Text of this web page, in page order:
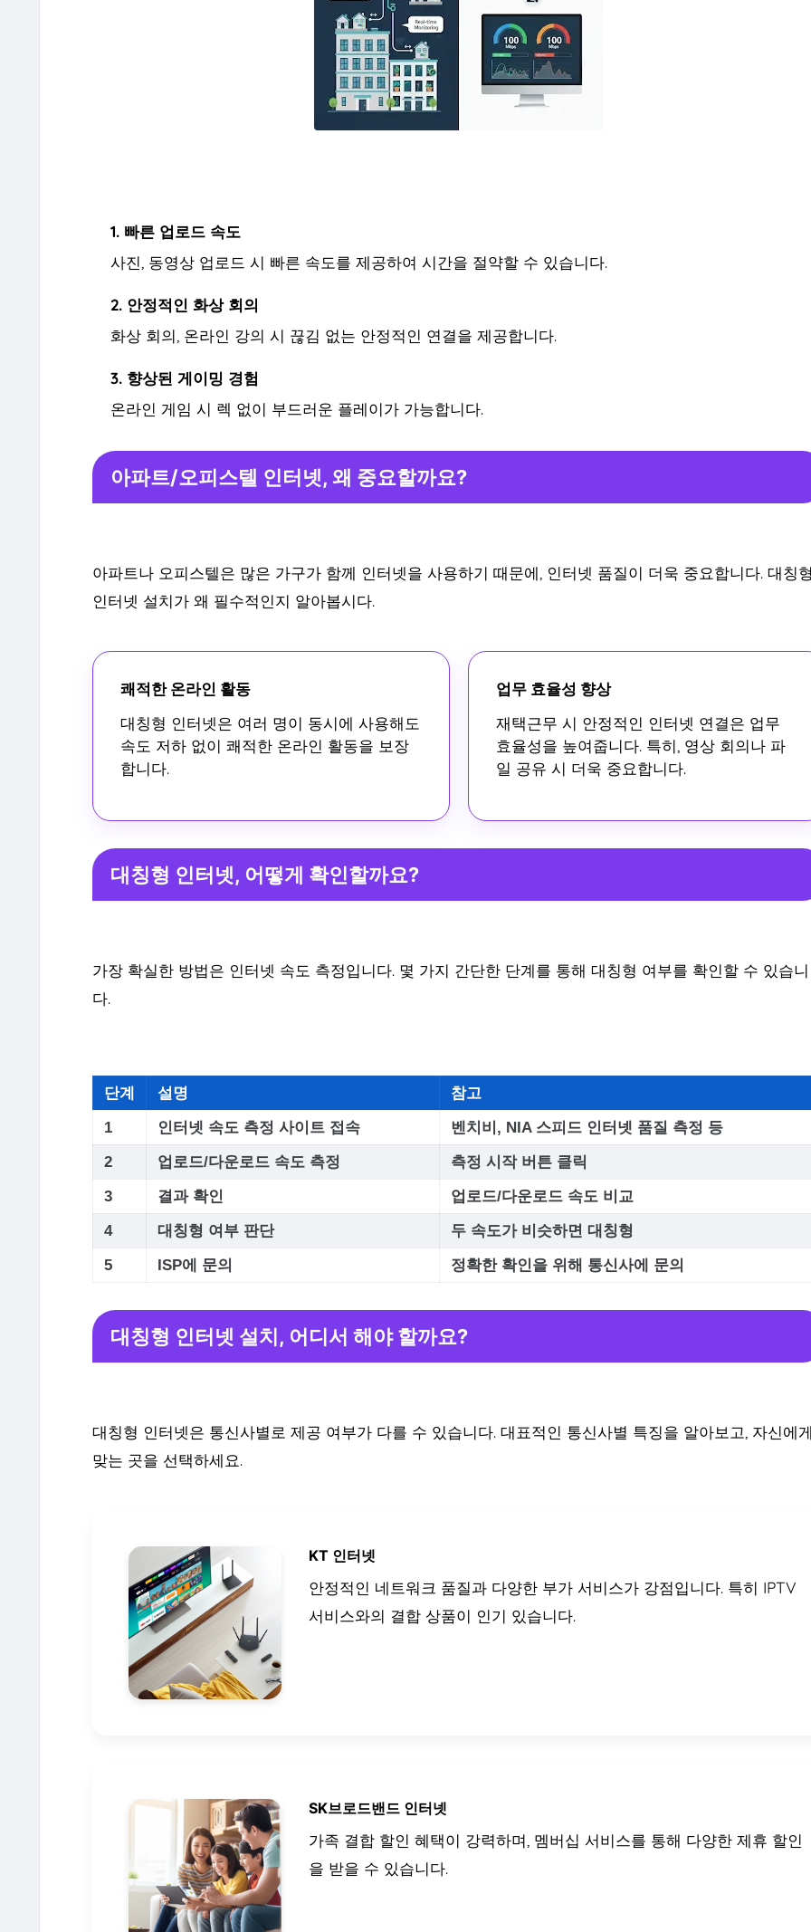
1. 빠른 업로드 속도
사진, 동영상 업로드 시 빠른 속도를 제공하여 시간을 절약할 수 있습니다.
2. 안정적인 화상 회의
화상 회의, 온라인 강의 시 끊김 없는 안정적인 연결을 제공합니다.
3. 향상된 게이밍 경험
온라인 게임 시 렉 없이 부드러운 플레이가 가능합니다.
아파트/오피스텔 인터넷, 왜 중요할까요?
아파트나 오피스텔은 많은 가구가 함께 인터넷을 사용하기 때문에, 인터넷 품질이 더욱 중요합니다. 대칭
인터넷 설치가 왜 필수적인지 알아봅시다.
쾌적한 온라인 활동
대칭형 인터넷은 여러 명이 동시에 사용해도
속도 저하 없이 쾌적한 온라인 활동을 보장
합니다.
업무 효율성 향상
재택근무 시 안정적인 인터넷 연결은 업무
효율성을 높여줍니다. 특히, 영상 회의나 파
일 공유 시 더욱 중요합니다.
대칭형 인터넷, 어떻게 확인할까요?
가장 확실한 방법은 인터넷 속도 측정입니다. 몇 가지 간단한 단계를 통해 대칭형 여부를 확인할 수 있습니
다.
단계 설명
참고
1
인터넷 속도 측정 사이트 접속
벤치비, NIA 스피드 인터넷 품질 측정 등
2
업로드/다운로드 속도 측정
측정 시작 버튼 클릭
3
결과 확인
업로드/다운로드 속도 비교
4
대칭형 여부 판단
두 속도가 비슷하면 대칭형
5
ISP에 문의 정확한 확인을 위해 통신사에 문의
대칭형 인터넷 설치, 어디서 해야 할까요?
대칭형 인터넷은 통신사별로 제공 여부가 다를 수 있습니다. 대표적인 통신사별 특징을 알아보고, 자신에
맞는 곳을 선택하세요.
KT 인터넷
안정적인 네트워크 품질과 다양한 부가 서비스가 강점입니다. 특히 IPTV
서비스와의 결합 상품이 인기 있습니다.
SK브로드밴드 인터넷
가족 결합 할인 혜택이 강력하며, 멤버십 서비스를 통해 다양한 제휴 할인
을 받을 수 있습니다.